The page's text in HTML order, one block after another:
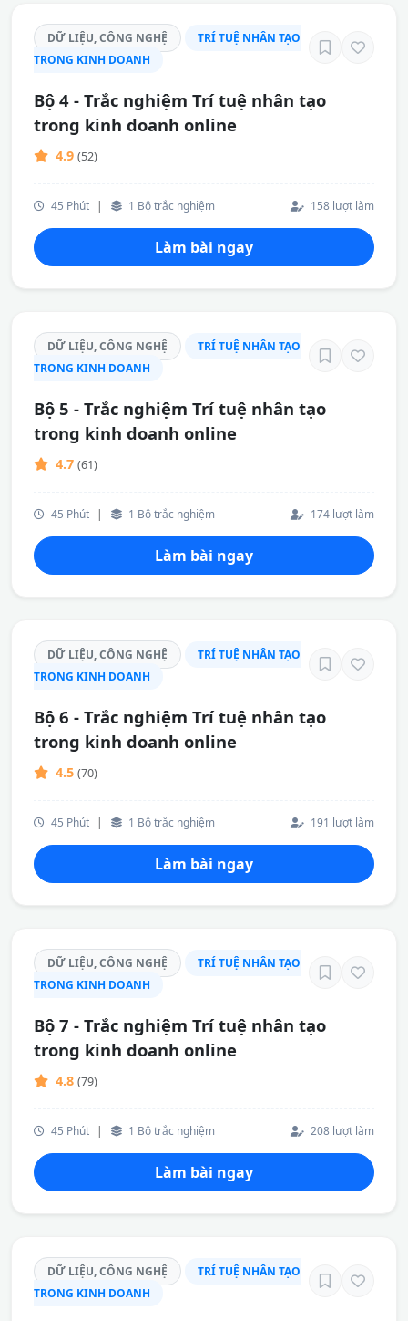
DỮ LIỆU, CÔNG NGHỆ
TRÍ TUỆ NHÂN TẠO
TRONG KINH DOANH
Bộ 4 - Trắc nghiệm Trí tuệ nhân tạo
trong kinh doanh online
4.9 (52)
45 Phút | 1 Bộ trắc nghiệm 158 lượt làm
Làm bài ngay
DỮ LIỆU, CÔNG NGHỆ
TRÍ TUỆ NHÂN TẠO
TRONG KINH DOANH
Bộ 5 - Trắc nghiệm Trí tuệ nhân tạo
trong kinh doanh online
4.7 (61)
45 Phút | 1 Bộ trắc nghiệm 174 lượt làm
Làm bài ngay
DỮ LIỆU, CÔNG NGHỆ
TRÍ TUỆ NHÂN TẠO
TRONG KINH DOANH
Bộ 6 - Trắc nghiệm Trí tuệ nhân tạo
trong kinh doanh online
4.5 (70)
45 Phút | 1 Bộ trắc nghiệm 191 lượt làm
Làm bài ngay
DỮ LIỆU, CÔNG NGHỆ
TRÍ TUỆ NHÂN TẠO
TRONG KINH DOANH
Bộ 7 - Trắc nghiệm Trí tuệ nhân tạo
trong kinh doanh online
4.8 (79)
45 Phút | 1 Bộ trắc nghiệm 208 lượt làm
Làm bài ngay
DỮ LIỆU, CÔNG NGHỆ
TRÍ TUỆ NHÂN TẠO
TRONG KINH DOANH